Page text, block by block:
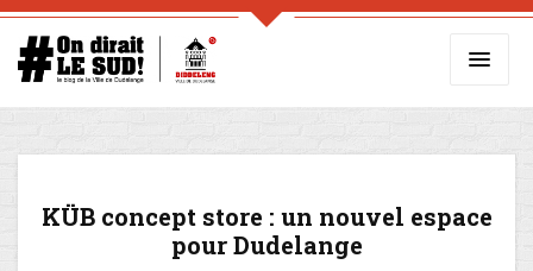
KÜB concept store : un nouvel espace
pour Dudelange